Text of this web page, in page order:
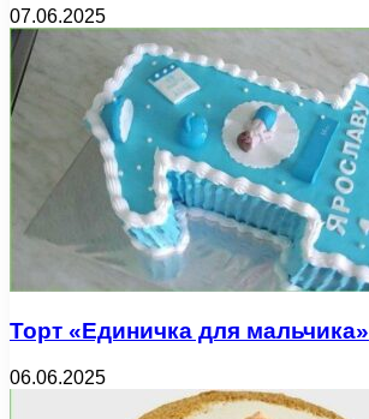
07.06.2025
Торт «Единичка для мальчика»
06.06.2025